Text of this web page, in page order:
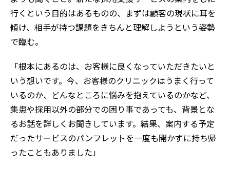
行くという目的はあるものの、まずは顧客の現状に耳を
傾け、相手が持つ課題をきちんと理解しようという姿勢
で臨む。
「根本にあるのは、お客様に良くなっていただきたいと
いう想いです。今、お客様のクリニックはうまく行って
いるのか、どんなところに悩みを抱えているのかなど、
集患や採用以外の部分での困り事であっても、背景とな
るお話を詳しくお聞きしています。結果、案内する予定
だったサービスのパンフレットを一度も開かずに持ち帰
ったこともありました」